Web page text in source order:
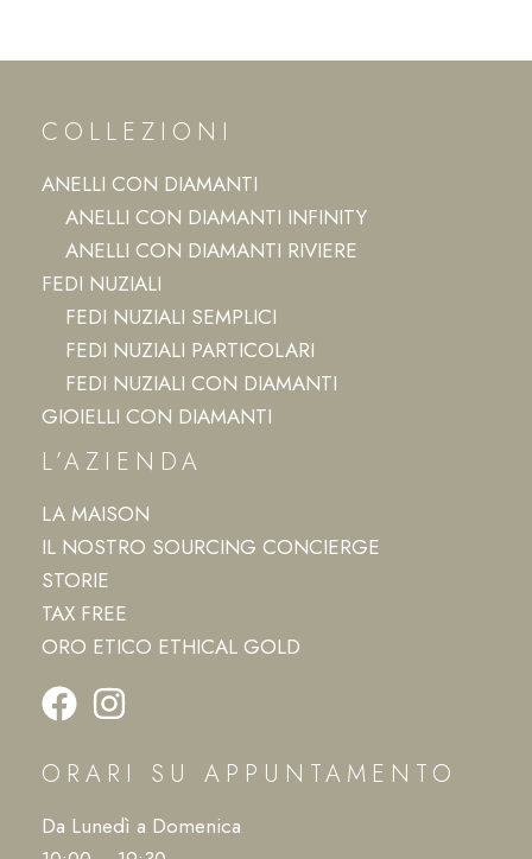
COLLEZIONI
ANELLI CON DIAMANTI
ANELLI CON DIAMANTI INFINITY
ANELLI CON DIAMANTI RIVIERE
FEDI NUZIALI
FEDI NUZIALI SEMPLICI
FEDI NUZIALI PARTICOLARI
FEDI NUZIALI CON DIAMANTI
GIOIELLI CON DIAMANTI
L’AZIENDA
LA MAISON
IL NOSTRO SOURCING CONCIERGE
STORIE
TAX FREE
ORO ETICO ETHICAL GOLD
ORARI SU APPUNTAMENTO
Da Lunedì a Domenica